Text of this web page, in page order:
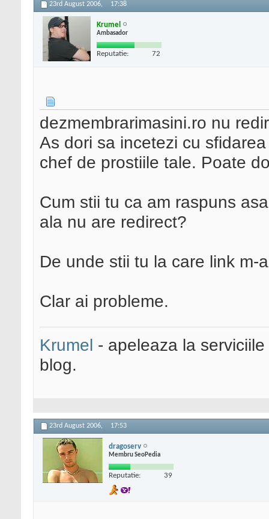
23rd August 2006, 17:38
Krumel
Ambasador
Reputatie: 72
dezmembrarimasini.ro nu
As dori sa incetezi cu
chef de prostiile tale. Poate
Cum stii tu ca am raspuns
ala nu are redirect?
De unde stii tu la care link m-
Clar ai probleme.
Krumel - apeleaza la
blog.
23rd August 2006, 17:53
dragoserv
Membru SeoPedia
Reputatie: 39